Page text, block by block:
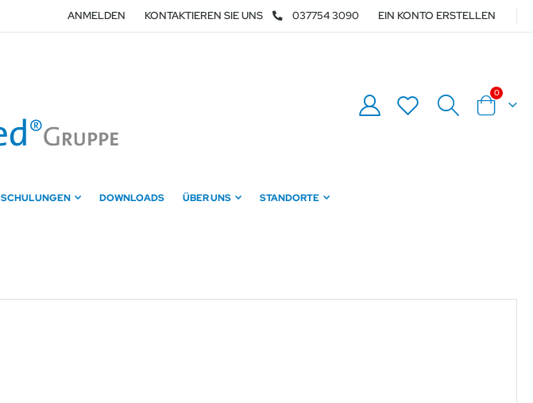
ANMELDEN KONTAKTIEREN SIE UNS 037754 3090 EIN KONTO ERSTELLEN
Warenkorb
0
SCHULUNGEN DOWNLOADS ÜBER UNS STANDORTE